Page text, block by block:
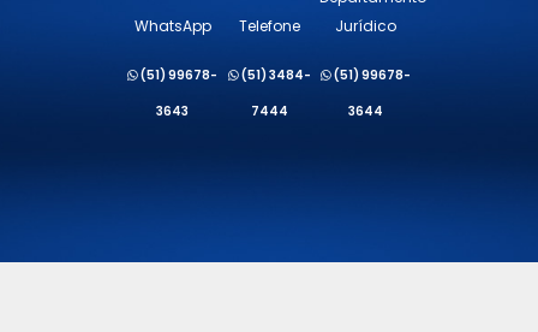
WhatsApp
(51) 99678-
3643
Telefone
(51) 3484-
7444
Jurídico
(51) 99678-
3644